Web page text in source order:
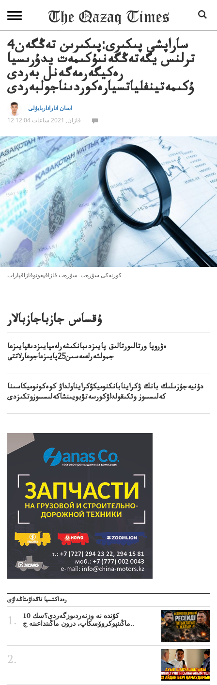
ساراپشى پىكىرى:پىكىرىن تەڭگەن4
ترلنس يگەتەڭگەنىۇكىمەت يدۇرىسيا
رەكيگەرمەگەنل بەردى
ۇكىمەتينفلياتسيارەكوردىناجولبەردى
اسان اناراناربايۇلى
12 قازان, 2021 ساعات 12:04
كورنەكى سۋرەت. سۋرەت قازاقپفوتوقازاقپارات
ۇقساس جازباجازبالار
ەۋروپا ورتالىورتالىق پايىزدىبانكىشەرلەمپايىزدىقپايىزعا
جمولشەرلەمەسىن25پايىزعاجوعارلاتتى
دۇنيەجۇزىلىك بانك ۋكراينابانكنوميكۋكرايناولداۋ كوەكونوميكاسىنا
كەلىسسوز وتكىقولداۋكورسەتۋبويىنشاكەلىسسوزوتكىزدى
رەداكتسيا تاڭداۋىتاڭداۋى
10 كۇندە نە وزنەردىوزگەردى؟سك
ماڭىنپوكروۆسكاپ، درون ماڭىنداعىنە ج..